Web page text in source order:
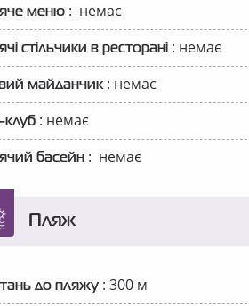
меню : немає
стільчики в ресторані : немає
майданчик: немає
клуб : немає
басейн : немає
Пляж
до пляжу : 300 м